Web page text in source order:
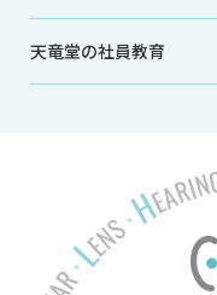
天竜堂の社員教育